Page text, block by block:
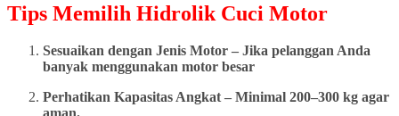
Tips Memilih Hidrolik Cuci Motor
Sesuaikan dengan Jenis Motor – Jika pelanggan Anda
banyak menggunakan motor besar
Perhatikan Kapasitas Angkat – Minimal 200–300 kg agar